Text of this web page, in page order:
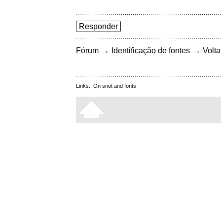
Responder
Fórum → Identificação de fontes →
Links: On snot and fonts